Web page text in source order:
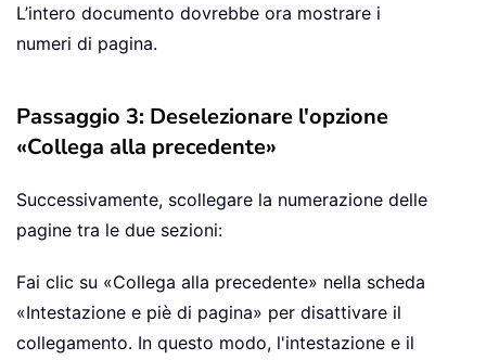
L’intero documento dovrebbe ora mostrare i
numeri di pagina.
Passaggio 3: Deselezionare l'opzione
«Collega alla precedente»
Successivamente, scollegare la numerazione delle
pagine tra le due sezioni:
Fai clic su «Collega alla precedente» nella scheda
«Intestazione e piè di pagina» per disattivare il
collegamento. In questo modo, l'intestazione e il